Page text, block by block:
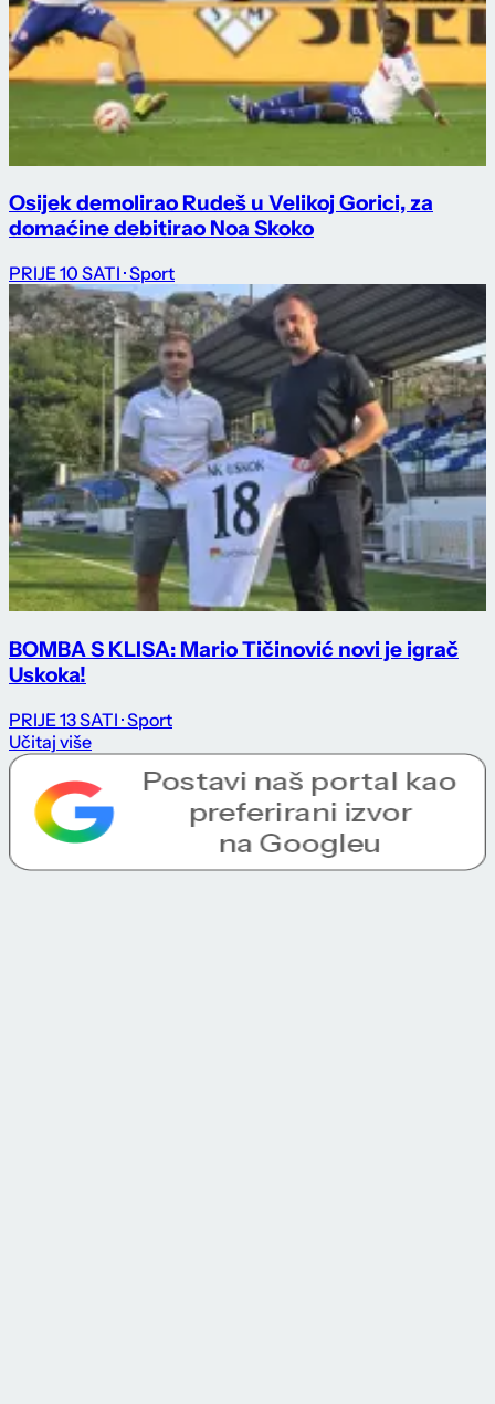
Osijek demolirao Rudeš u Velikoj Gorici, za
domaćine debitirao Noa Skoko
PRIJE 10 SATI · Sport
BOMBA S KLISA: Mario Tičinović novi je igrač
Uskoka!
PRIJE 13 SATI · Sport
Učitaj više